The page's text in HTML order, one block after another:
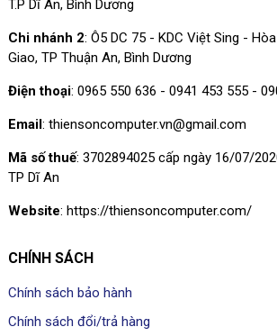
tâm hơn rất nhiều.
lai nhé.
T.P Dĩ An, Bình Dương
Chi nhánh 2: Ô5 DC 75 - KDC Việt Sing -
Giao, TP Thuận An, Bình Dương
Điện thoại: 0965 550 636 - 0941 453 555 -
Email: thiensoncomputer.vn@gmail.com
Mã số thuế: 3702894025 cấp ngày 16/07/
TP Dĩ An
Website: https://thiensoncomputer.com/
CHÍNH SÁCH
Chính sách bảo hành
Chính sách đổi/trả hàng